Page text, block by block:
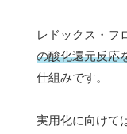
レドックス・フ
の酸化還元反応
仕組みです。
実用化に向けて